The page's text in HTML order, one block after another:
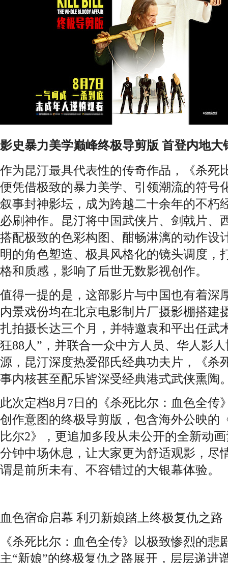
影史暴力美学巅峰终极导剪版 首登内地大
作为昆汀最具代表性的传奇作品，《杀死
便凭借极致的暴力美学、引领潮流的符号
叙事封神影坛，成为跨越二十余年的不朽
必刷神作。昆汀将中国武侠片、剑戟片、
搭配极致的色彩构图、酣畅淋漓的动作设
明的角色塑造、极具风格化的镜头调度，
格和质感，影响了后世无数影视创作。
值得一提的是，这部影片与中国也有着深
内景戏份均在北京电影制片厂摄影棚搭建
扎拍摄长达三个月，并特邀袁和平出任武
狂88人”，并联合一众中方人员、华人影
源，昆汀深度热爱邵氏经典功夫片，《杀
事内核甚至配乐皆深受经典港式武侠熏陶
此次定档8月7日的《杀死比尔：血色全传
创作意图的终极导剪版，包含海外公映的
比尔2》，更追加多段从未公开的全新动
分钟中场休息，让大家更为舒适观影，尽
谓是前所未有、不容错过的大银幕体验。
血色宿命启幕 利刃新娘踏上终极复仇之路
《杀死比尔：血色全传》以极致惨烈的悲
主“新娘”的终极复仇之路展开，层层递进